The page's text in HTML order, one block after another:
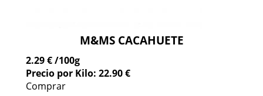
M&MS CACAHUETE
2.29 €/100g
Precio por Kilo: 22.90 €
Comprar